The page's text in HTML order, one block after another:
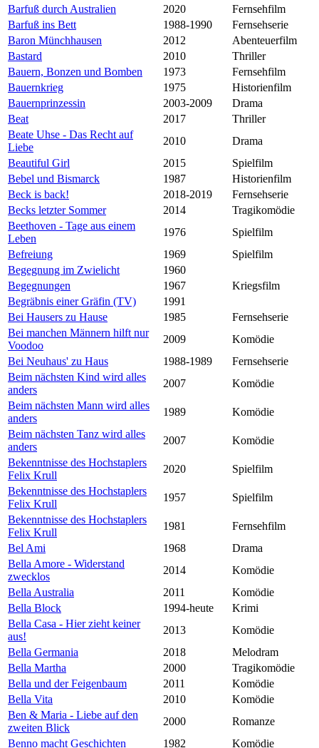
Barfuß durch Australien
2020
Fernsehfilm
Barfuß ins Bett
1988-1990
Fernsehserie
Baron Münchhausen
2012
Abenteuerfilm
Bastard
2010
Thriller
Bauern, Bonzen und Bomben
1973
Fernsehfilm
Bauernkrieg
1975
Historienfilm
Bauernprinzessin
2003-2009
Drama
Beat
2017
Thriller
Beate Uhse - Das Recht auf
Liebe
2010
Drama
Beautiful Girl
2015
Spielfilm
Bebel und Bismarck
1987
Historienfilm
Beck is back!
2018-2019
Fernsehserie
Becks letzter Sommer
2014
Tragikomödie
Beethoven - Tage aus einem
Leben
1976
Spielfilm
Befreiung
1969
Spielfilm
Begegnung im Zwielicht
1960
Begegnungen
1967
Kriegsfilm
Begräbnis einer Gräfin (TV)
1991
Bei Hausers zu Hause
1985
Fernsehserie
Bei manchen Männern hilft nur
Voodoo
2009
Komödie
Bei Neuhaus' zu Haus
1988-1989
Fernsehserie
Beim nächsten Kind wird alles
anders
2007
Komödie
Beim nächsten Mann wird alles
anders
1989
Komödie
Beim nächsten Tanz wird alles
anders
2007
Komödie
Bekenntnisse des Hochstaplers
Felix Krull
2020
Spielfilm
Bekenntnisse des Hochstaplers
Felix Krull
1957
Spielfilm
Bekenntnisse des Hochstaplers
Felix Krull
1981
Fernsehfilm
Bel Ami
1968
Drama
Bella Amore - Widerstand
zwecklos
2014
Komödie
Bella Australia
2011
Komödie
Bella Block
1994-heute
Krimi
Bella Casa - Hier zieht keiner
aus!
2013
Komödie
Bella Germania
2018
Melodram
Bella Martha
2000
Tragikomödie
Bella und der Feigenbaum
2011
Komödie
Bella Vita
2010
Komödie
Ben & Maria - Liebe auf den
zweiten Blick
2000
Romanze
Benno macht Geschichten
1982 Komödie